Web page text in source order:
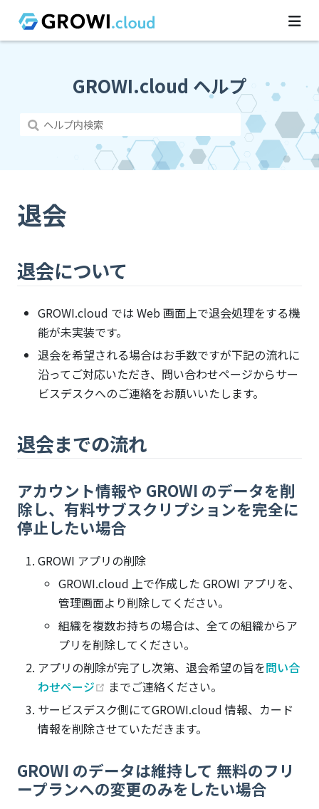
GROWI.cloud ヘルプ
退会
退会について
GROWI.cloud では Web 画面上で退会処理をする機
能が未実装です。
退会を希望される場合はお手数ですが下記の流れに
沿ってご対応いただき、問い合わせページからサー
ビスデスクへのご連絡をお願いいたします。
退会までの流れ
アカウント情報や GROWI のデータを削
除し、有料サブスクリプションを完全に
停止したい場合
GROWI アプリの削除
GROWI.cloud 上で作成した GROWI アプリを、
管理画面より削除してください。
組織を複数お持ちの場合は、全ての組織からア
プリを削除してください。
アプリの削除が完了し次第、退会希望の旨を問い合
わせページ
(opens new window)
までご連絡ください。
サービスデスク側にてGROWI.cloud 情報、カード
情報を削除させていただきます。
GROWI のデータは維持して 無料のフリ
ープランへの変更のみをしたい場合